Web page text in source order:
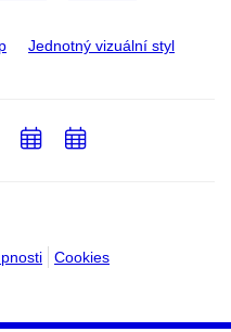
Jednotný vizuální styl
Cookies
PřidatPřidat